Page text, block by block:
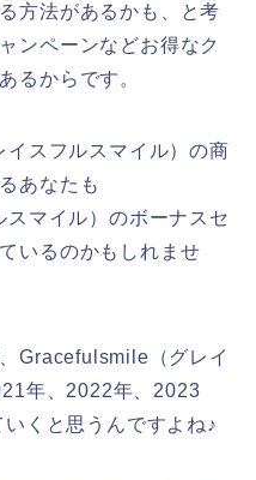
方法があるかも、と考
ンペーンなどお得なク
るからです。
スフルスマイル）の商
あなたも
マイル）のボーナスセ
いるのかもしれませ
Gracefulsmile（グレイ
年、2022年、2023
くと思うんですよね♪